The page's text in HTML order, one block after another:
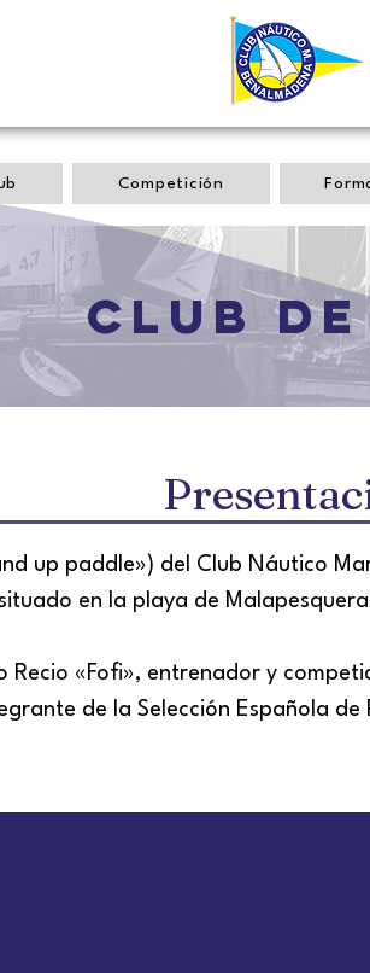
Competición
club de
up paddle») del Club Náutico
en la playa de
Recio «Fofi», entrenador y
de la Selección Española de